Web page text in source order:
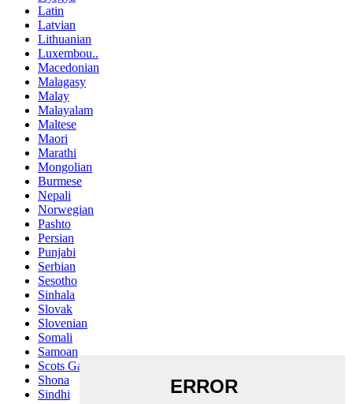
Latin
Latvian
Lithuanian
Luxembou..
Macedonian
Malagasy
Malay
Malayalam
Maltese
Maori
Marathi
Mongolian
Burmese
Nepali
Norwegian
Pashto
Persian
Punjabi
Serbian
Sesotho
Sinhala
Slovak
Slovenian
Somali
Samoan
Scots Gaelic
Shona
Sindhi